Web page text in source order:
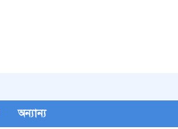
অন্যান্য